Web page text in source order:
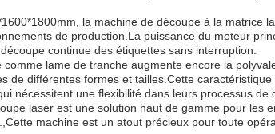
la machine de découpe à la matrice
de production.La puissance du moteur
continue des étiquettes sans interruption.
lame de tranche augmente encore la
de différentes formes et tailles.Cette
nécessitent une flexibilité dans leurs processus de
laser est une solution haut de gamme pour les
machine est un atout précieux pour toute